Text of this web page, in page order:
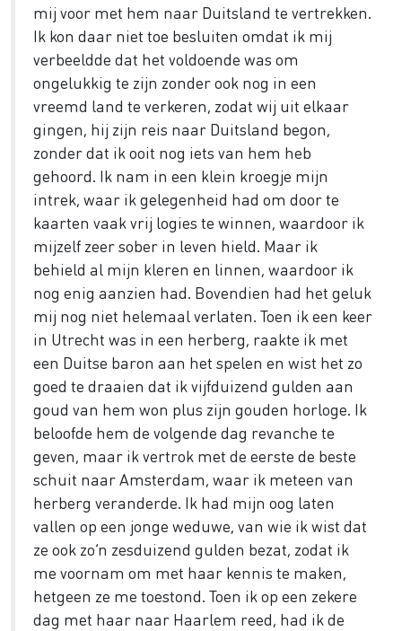
mij voor met hem naar Duitsland te vertrekken.
Ik kon daar niet toe besluiten omdat ik mij
verbeeldde dat het voldoende was om
ongelukkig te zijn zonder ook nog in een
vreemd land te verkeren, zodat wij uit elkaar
gingen, hij zijn reis naar Duitsland begon,
zonder dat ik ooit nog iets van hem heb
gehoord. Ik nam in een klein kroegje mijn
intrek, waar ik gelegenheid had om door te
kaarten vaak vrij logies te winnen, waardoor ik
mijzelf zeer sober in leven hield. Maar ik
behield al mijn kleren en linnen, waardoor ik
nog enig aanzien had. Bovendien had het geluk
mij nog niet helemaal verlaten. Toen ik een keer
in Utrecht was in een herberg, raakte ik met
een Duitse baron aan het spelen en wist het zo
goed te draaien dat ik vijfduizend gulden aan
goud van hem won plus zijn gouden horloge. Ik
beloofde hem de volgende dag revanche te
geven, maar ik vertrok met de eerste de beste
schuit naar Amsterdam, waar ik meteen van
herberg veranderde. Ik had mijn oog laten
vallen op een jonge weduwe, van wie ik wist dat
ze ook zo’n zesduizend gulden bezat, zodat ik
me voornam om met haar kennis te maken,
hetgeen ze me toestond. Toen ik op een zekere
dag met haar naar Haarlem reed, had ik de